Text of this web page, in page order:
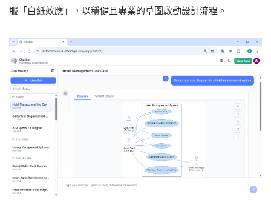
服「白紙效應」，以穩健且專業的草圖啟動設計流程。